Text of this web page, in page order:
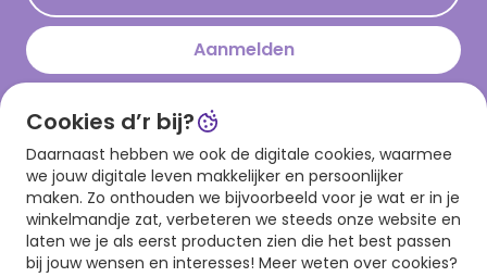
Hallmark en KinderpostzegelsAanmelden
Download onze app
Cookies d’r bij?
Daarnaast hebben we ook de digitale cookies, waarmee
we jouw digitale leven makkelijker en persoonlijker
maken. Zo onthouden we bijvoorbeeld voor je wat er in je
winkelmandje zat, verbeteren we steeds onze website en
laten we je als eerst producten zien die het best passen
bij jouw wensen en interesses! Meer weten over cookies?